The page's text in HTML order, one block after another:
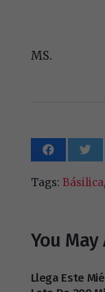
MS.
Tags: Básilica,
You
Llega Este